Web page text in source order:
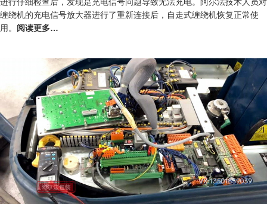
进行仔细检查后，发现是充电信号问题导致无法充电。阿尔法技术人员对
缠绕机的充电信号放大器进行了重新连接后，自走式缠绕机恢复正常使
用。 阅读更多…